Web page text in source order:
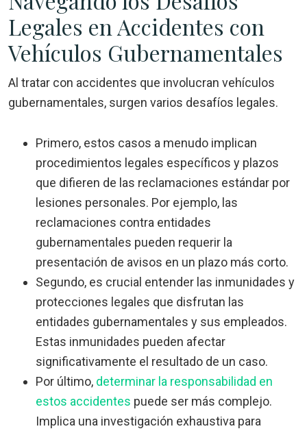
Legales en Accidentes con
Vehículos Gubernamentales
Al tratar con accidentes que involucran vehículos
gubernamentales, surgen varios desafíos legales.
Primero, estos casos a menudo implican
procedimientos legales específicos y plazos
que difieren de las reclamaciones estándar por
lesiones personales. Por ejemplo, las
reclamaciones contra entidades
gubernamentales pueden requerir la
presentación de avisos en un plazo más corto.
Segundo, es crucial entender las inmunidades y
protecciones legales que disfrutan las
entidades gubernamentales y sus empleados.
Estas inmunidades pueden afectar
significativamente el resultado de un caso.
Por último, determinar la responsabilidad en
estos accidentes puede ser más complejo.
Implica una investigación exhaustiva para